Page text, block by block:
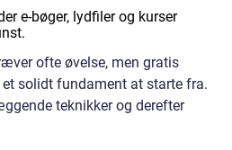
e-bøger, lydfiler og kurser
ofte øvelse, men gratis
solidt fundament at starte fra.
teknikker og derefter